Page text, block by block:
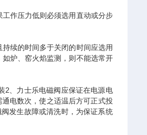
作压力低则必须选用直动或分步
续的时间多于关闭的时间应选用
炉、窑火焰监测，则不能选常开
2、力士乐电磁阀应保证在电源电
电数次，使之适温后方可正式投
发生故障或清洗时，为保证系统